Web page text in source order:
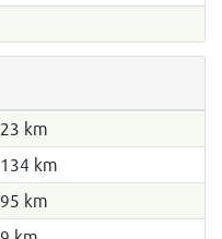
23 km
134 km
95 km